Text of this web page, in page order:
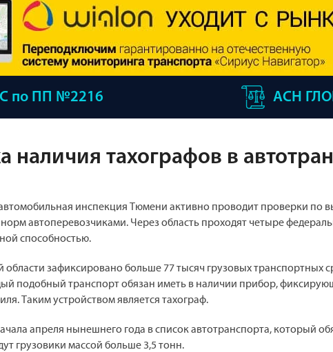
по ПП №2216 АСН
наличия тахографов в
автомобильная инспекция Тюмени активно проводит проверки
автоперевозчиками. Через область проходят четыре
способностью.
области зафиксировано больше 77 тысяч грузовых транспортных
подобный транспорт обязан иметь в наличии прибор,
Таким устройством является тахограф.
апреля нынешнего года в список автотранспорта, который
грузовики массой больше 3,5 тонн.